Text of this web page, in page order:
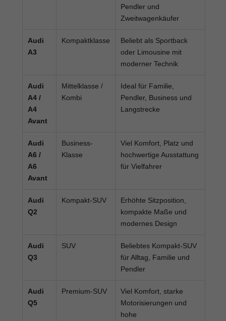
Pendler und
Zweitwagenkäufer
Audi
A3
Kompaktklasse
Beliebt als Sportback
oder Limousine mit
moderner Technik
Audi
A4 /
A4
Avant
Mittelklasse /
Kombi
Ideal für Familie,
Pendler, Business und
Langstrecke
Audi
A6 /
A6
Avant
Business-
Klasse
Viel Komfort, Platz und
hochwertige Ausstattung
für Vielfahrer
Audi
Q2
Kompakt-SUV
Erhöhte Sitzposition,
kompakte Maße und
modernes Design
Audi
Q3
SUV
Beliebtes Kompakt-SUV
für Alltag, Familie und
Pendler
Audi
Q5
Premium-SUV
Viel Komfort, starke
Motorisierungen und
hohe